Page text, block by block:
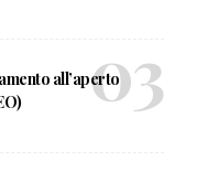
all’aperto